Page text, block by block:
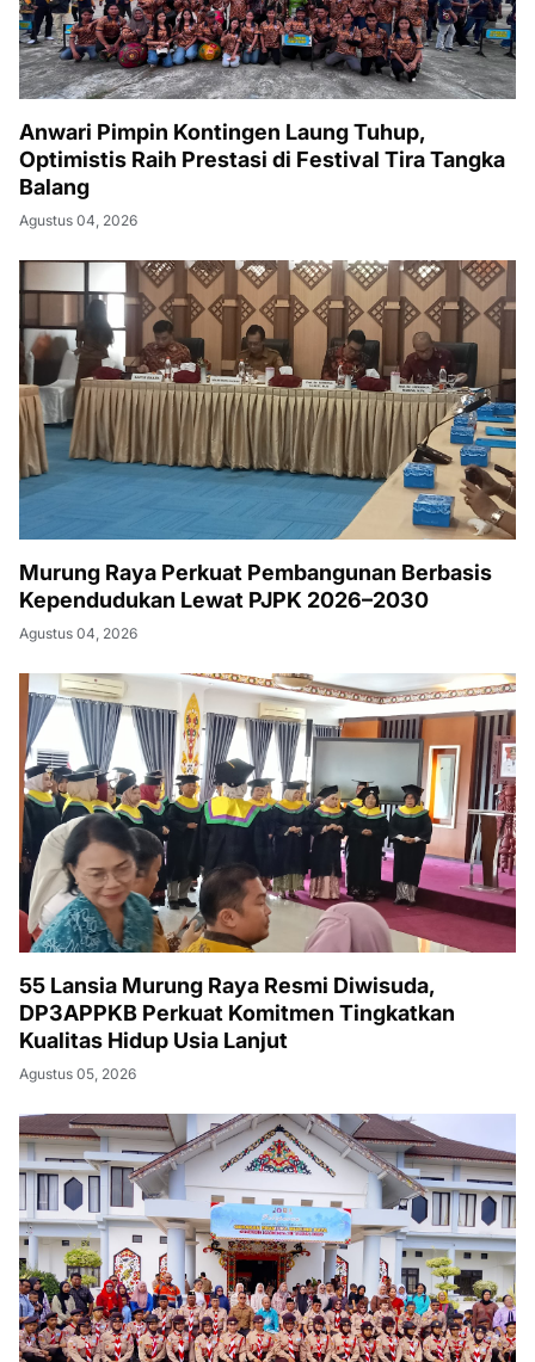
Anwari Pimpin Kontingen Laung Tuhup,
Optimistis Raih Prestasi di Festival Tira Tangka
Balang
Agustus 04, 2026
Murung Raya Perkuat Pembangunan Berbasis
Kependudukan Lewat PJPK 2026–2030
Agustus 04, 2026
55 Lansia Murung Raya Resmi Diwisuda,
DP3APPKB Perkuat Komitmen Tingkatkan
Kualitas Hidup Usia Lanjut
Agustus 05, 2026